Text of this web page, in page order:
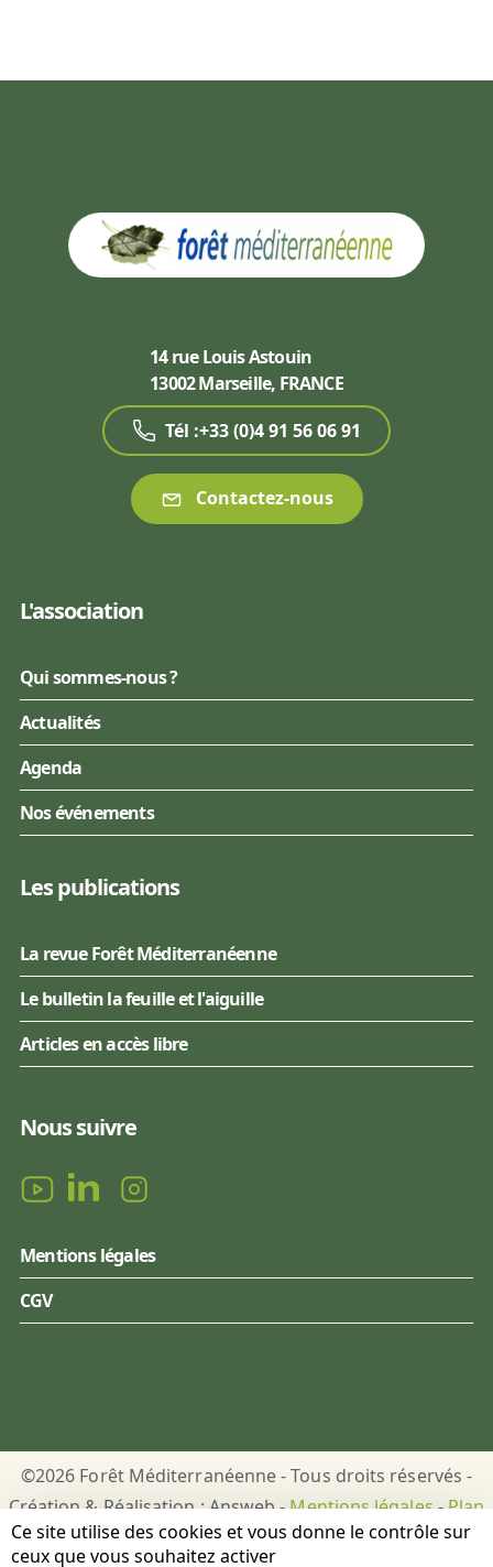
14 rue Louis Astouin
13002 Marseille, FRANCE
Tél :+33 (0)4 91 56 06 91
Contactez-nous
L'association
Qui sommes-nous ?
Actualités
Agenda
Nos événements
Les publications
La revue Forêt Méditerranéenne
Le bulletin la feuille et l'aiguille
Articles en accès libre
Nous suivre
Mentions légales
CGV
©2026 Forêt Méditerranéenne - Tous droits réservés -
Création & Réalisation : Answeb -Mentions légales-Plan
du site-Gestion des cookies
Ce site utilise des cookies et vous donne le contrôle sur
ceux que vous souhaitez activer